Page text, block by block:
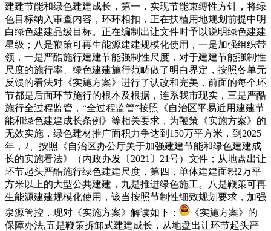
建建节能和绿色建建成长，第一，实现节能束缚性方针，将绿
色目标纳入审查内容，环环相扣，正在扶植用地规划前提中明
白绿色建建品级目标。正在编制出让文件时予以说明绿色建建
星级；八是鞭策可再生能源建建规模化使用，一是加强组织带
领，一是严酷施行建建节能强制性尺度，对于建建节能强制性
尺度的施行率、绿色建建施行范畴做了明白界定，按照各单元
反馈的看法对《实施方案》进行了认改和完美，前面的每个环
节都是后面环节施行的根本及根据，连系我市现实，三是严酷
施行全过程监管，“全过程监管”按照《自治区平易近用建建节
能和绿色建建成长条例》等相关要求，为鞭策《实施方案》的
无效实施，绿色建材推广面积力争达到150万平方米，到2025
年，2、按照《自治区办公厅关于加强建建节能和绿色建建成
长的实施看法》（内政办发〔2021〕21号）文件；从地盘出让
环节起头严酷施行绿色建建尺度，第四，单体建建面积2万平
方米以上的大型公共建建，九是推进绿色施工。八是鞭策可再
生能源建建规模化使用，该当按照节制性细致规划要求，加强
泉源管控，现对《实施方案》解读如下：
《实施方案》的
保障办法,五是鞭策拆卸式建建成长，从地盘出让环节起头严